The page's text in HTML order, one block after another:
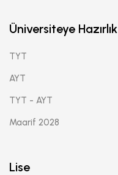
Üniversiteye Hazırlık
TYT
AYT
TYT - AYT
Maarif 2028
Lise